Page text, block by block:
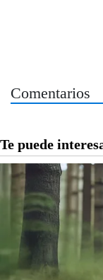
Comentarios